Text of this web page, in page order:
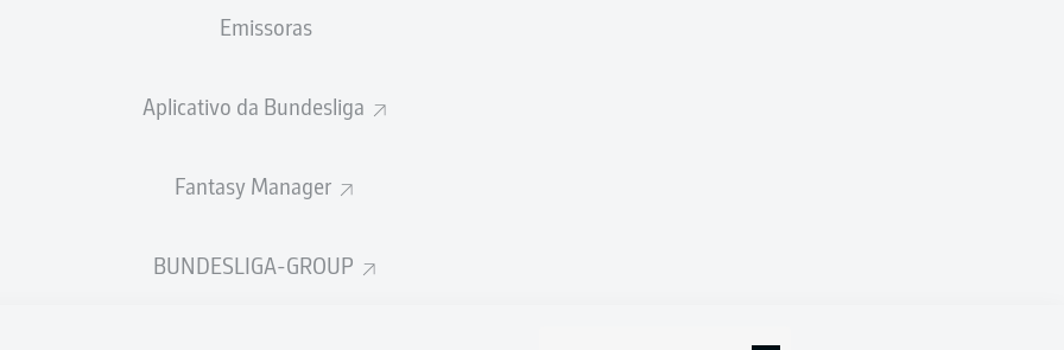
Emissoras
Aplicativo da Bundesliga
Fantasy Manager
BUNDESLIGA-GROUP
DA TEMPORADA 2022/2023